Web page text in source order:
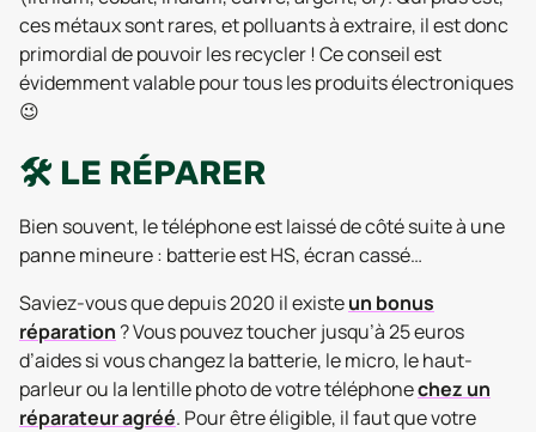
ces métaux sont rares, et polluants à extraire, il est donc
primordial de pouvoir les recycler ! Ce conseil est
évidemment valable pour tous les produits électroniques
😉
🛠️ LE RÉPARER
Bien souvent, le téléphone est laissé de côté suite à une
panne mineure : batterie est HS, écran cassé…
Saviez-vous que depuis 2020 il existeun bonus
réparation ? Vous pouvez toucher jusqu’à 25 euros
d’aides si vous changez la batterie, le micro, le haut-
parleur ou la lentille photo de votre téléphonechez un
réparateur agréé. Pour être éligible, il faut que votre